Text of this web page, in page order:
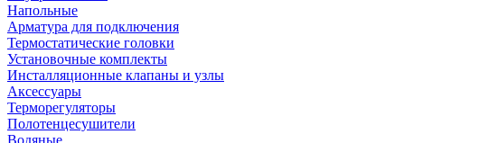
Напольные
Арматура для подключения
Термостатические головки
Установочные комплекты
Инсталляционные клапаны и узлы
Аксессуары
Терморегуляторы
Полотенцесушители
Водяные